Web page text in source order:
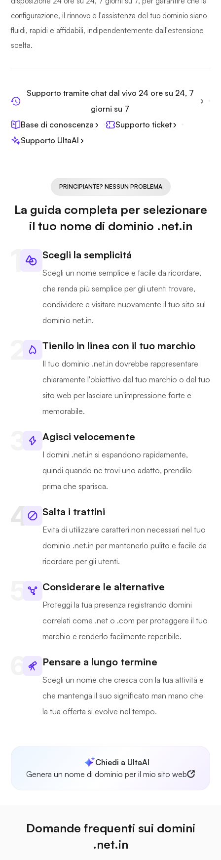
configurazione, il rinnovo e l'assistenza del tuo dominio siano
fluidi, rapidi e affidabili, indipendentemente dall'estensione
scelta.
Supporto tramite chat dal vivo 24 ore su 24, 7
giorni su 7
Base di conoscenza
Supporto ticket
Supporto UltaAI
PRINCIPIANTE? NESSUN PROBLEMA
La guida completa per selezionare
il tuo nome di dominio .net.in
Scegli la semplicitá
Scegli un nome semplice e facile da ricordare,
che renda più semplice per gli utenti trovare,
condividere e visitare nuovamente il tuo sito sul
dominio net.in.
Tienilo in linea con il tuo marchio
Il tuo dominio .net.in dovrebbe rappresentare
chiaramente l'obiettivo del tuo marchio o del tuo
sito web per lasciare un'impressione forte e
memorabile.
Agisci velocemente
I domini .net.in si espandono rapidamente,
quindi quando ne trovi uno adatto, prendilo
prima che sparisca.
Salta i trattini
Evita di utilizzare caratteri non necessari nel tuo
dominio .net.in per mantenerlo pulito e facile da
ricordare per gli utenti.
Considerare le alternative
Proteggi la tua presenza registrando domini
correlati come .net o .com per proteggere il tuo
marchio e renderlo facilmente reperibile.
Pensare a lungo termine
Scegli un nome che cresca con la tua attività e
che mantenga il suo significato man mano che
la tua offerta si evolve nel tempo.
Chiedi a UltaAI
Genera un nome di dominio per il mio sito web
Domande frequenti sui domini
.net.in